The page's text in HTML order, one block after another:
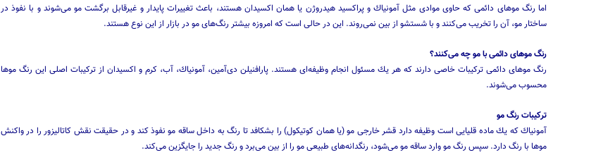
اما رنگ موهای دائمی كه حاوی موادی مثل آمونیاك و پراكسید هیدروژن یا همان اكسیدان هستند، باعث تغییرات پایدار و غیرقابل برگشت مو می‌شوند و با نفوذ در
ساختار مو، آن ‌را تخریب می‌كنند و با شستشو از بین نمی‌روند. این در حالی است كه امروزه بیشتر رنگ‌های مو در بازار از این نوع هستند.
رنگ موهای دائمی با مو چه می‌كنند؟
رنگ موهای دائمی تركیبات خاصی دارند كه هر یك مسئول انجام وظیفه‌ای هستند. پارافنیلن دی‌آمین، آمونیاك، آب، كرم و اكسیدان از تركیبات اصلی این رنگ مو‌ها
محسوب می‌شوند.
ترکیبات رنگ مو
آمونیاك كه یك ماده قلیایی است وظیفه دارد قشر خارجی مو (یا همان كوتیكول) را بشكافد تا رنگ به داخل ساقه مو نفوذ كند و در حقیقت نقش كاتالیزور را در واكنش
مو‌ها با رنگ دارد. سپس رنگ مو وارد ساقه مو می‌شود، رنگدانه‌های طبیعی مو را از بین می‌برد و رنگ جدید را جایگزین می‌كند.